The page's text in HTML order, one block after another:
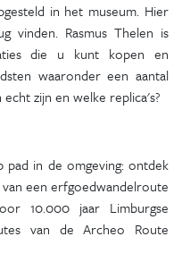
in het museum. Hier
vinden. Rasmus Thelen is
die u kunt kopen en
waaronder een aantal
zijn en welke replica's?
in de omgeving: ontdek
een erfgoedwandelroute
10.000 jaar Limburgse
van de Archeo Route